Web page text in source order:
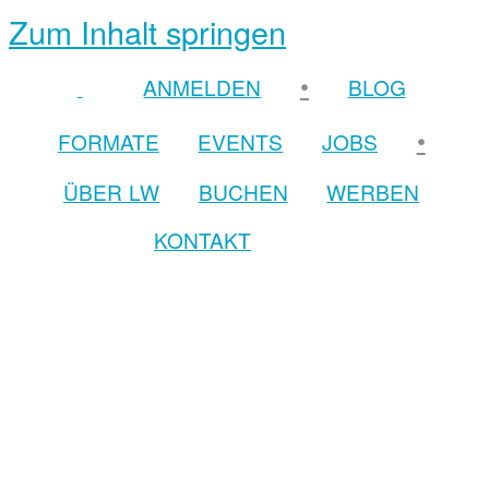
Zum Inhalt springen
ANMELDEN •
BLOG
FORMATE
EVENTS JOBS •
ÜBER LW BUCHEN
WERBEN
KONTAKT